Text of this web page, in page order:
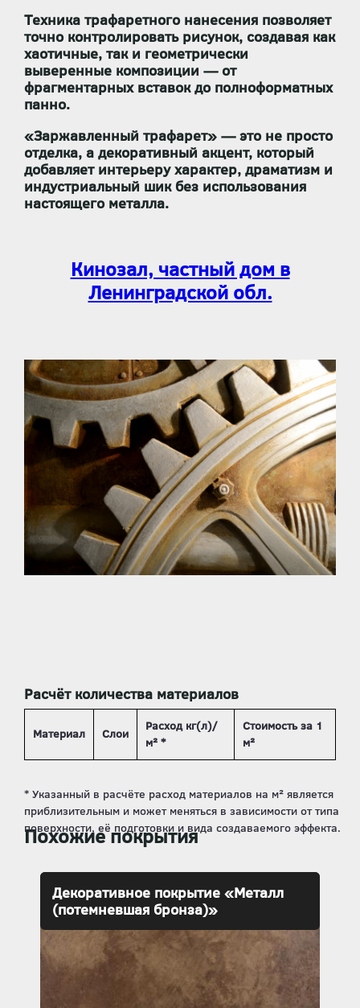
Техника трафаретного нанесения позволяет
точно контролировать рисунок, создавая как
хаотичные, так и геометрически
выверенные композиции — от
фрагментарных вставок до полноформатных
панно.
«Заржавленный трафарет» — это не просто
отделка, а декоративный акцент, который
добавляет интерьеру характер, драматизм и
индустриальный шик без использования
настоящего металла.
Кинозал, частный дом в
Ленинградской обл.
Расчёт количества материалов
Материал Слои
Расход кг(л)/
м² *
Стоимость за 1
м²
Похожие покрытия
Декоративное покрытие «Металл
(потемневшая бронза)»